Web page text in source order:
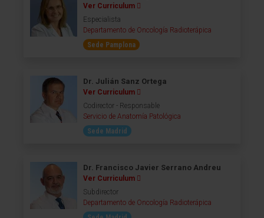
Ver Curriculum
Especialista
Departamento de Oncología Radioterápica
Sede Pamplona
Dr. Julián Sanz Ortega
Ver Curriculum
Codirector - Responsable
Servicio de Anatomía Patológica
Sede Madrid
Dr. Francisco Javier Serrano Andreu
Ver Curriculum
Subdirector
Departamento de Oncología Radioterápica